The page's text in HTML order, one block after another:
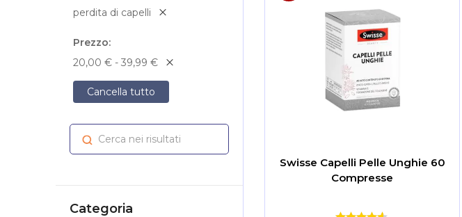
Swisse Capelli Pelle Unghie 60
Compresse
perdita di capelli
Prezzo
20,00 € - 39,99 €
Cancella tutto
Cerca nei risultati Cerca
Categoria